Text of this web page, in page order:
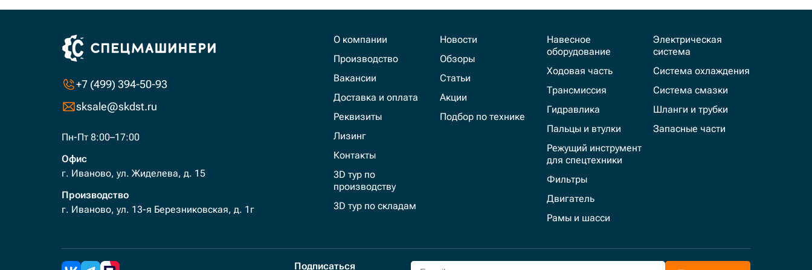
+7 (499) 394-50-93
sksale@skdst.ru
Пн-Пт 8:00–17:00
Офис
г. Иваново, ул. Жиделева, д. 15
Производство
г. Иваново, ул. 13-я Березниковская, д. 1г
О компании
Производство
Вакансии
Доставка и оплата
Реквизиты
Лизинг
Контакты
3D тур по
производству
3D тур по складам
Новости
Обзоры
Статьи
Акции
Подбор по технике
Навесное
оборудование
Ходовая часть
Трансмиссия
Гидравлика
Пальцы и втулки
Режущий инструмент
для спецтехники
Фильтры
Двигатель
Рамы и шасси
Электрическая
система
Система охлаждения
Система смазки
Шланги и трубки
Запасные части
Подписаться